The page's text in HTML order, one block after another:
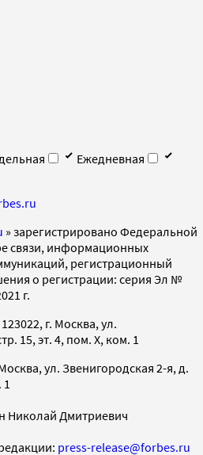
Ежедневная
» зарегистрировано Федеральной
связи, информационных
регистрационный
о регистрации: серия Эл №
г.
г. Москва, ул.
15, эт. 4, пом. X, ком. 1
ул. Звенигородская 2-я, д.
Николай Дмитриевич
press-release@forbes.ru